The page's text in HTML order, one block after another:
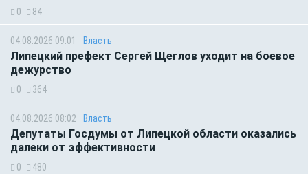
0 84
04.08.2026 09:01 Власть
Липецкий префект Сергей Щеглов уходит на боевое
дежурство
0 364
04.08.2026 08:02 Власть
Депутаты Госдумы от Липецкой области оказались
далеки от эффективности
0 480